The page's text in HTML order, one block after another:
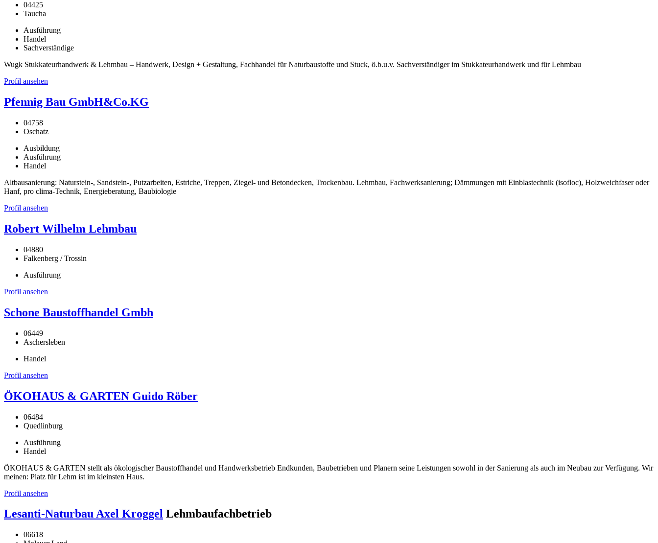
04425
Taucha
Ausführung
Handel
Sachverständige
Wugk Stukkateurhandwerk & Lehmbau – Handwerk, Design + Gestaltung, Fachhandel für Naturbaustoffe und Stuck, ö.b.u.v. Sachverständiger im Stukkateurhandwerk und für Lehmbau
Profil ansehen
Pfennig Bau GmbH&Co.KG
04758
Oschatz
Ausbildung
Ausführung
Handel
Altbausanierung: Naturstein-, Sandstein-, Putzarbeiten, Estriche, Treppen, Ziegel- und Betondecken, Trockenbau. Lehmbau, Fachwerksanierung; Dämmungen mit Einblastechnik (isofloc), Holzweichfaser oder
Hanf, pro clima-Technik, Energieberatung, Baubiologie
Profil ansehen
Robert Wilhelm Lehmbau
04880
Falkenberg / Trossin
Ausführung
Profil ansehen
Schone Baustoffhandel Gmbh
06449
Aschersleben
Handel
Profil ansehen
ÖKOHAUS & GARTEN Guido Röber
06484
Quedlinburg
Ausführung
Handel
ÖKOHAUS & GARTEN stellt als ökologischer Baustoffhandel und Handwerksbetrieb Endkunden, Baubetrieben und Planern seine Leistungen sowohl in der Sanierung als auch im Neubau zur Verfügung. Wir
meinen: Platz für Lehm ist im kleinsten Haus.
Profil ansehen
Lesanti-Naturbau Axel Kroggel Lehmbaufachbetrieb
06618